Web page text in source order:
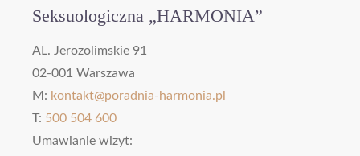
Seksuologiczna „HARMONIA”
AL. Jerozolimskie 91
02-001 Warszawa
M: kontakt@poradnia-harmonia.pl
T: 500 504 600
Umawianie wizyt: